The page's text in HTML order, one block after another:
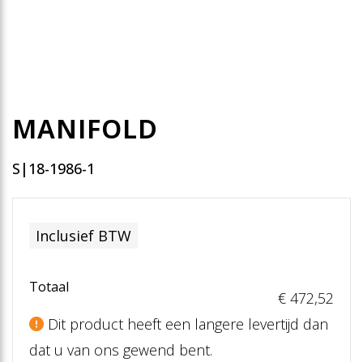
MANIFOLD
S|18-1986-1
Inclusief BTW
Totaal
€ 472,52
Dit product heeft een langere levertijd dan
dat u van ons gewend bent.